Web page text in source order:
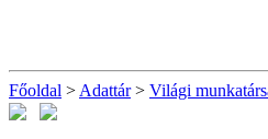
Főoldal > Adattár> Világi